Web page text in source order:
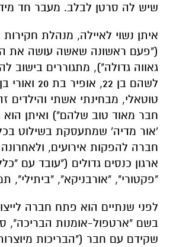
שיש לה סרטן לבלב. מעבר חד
איתן נשוי לאיילה, מנהלת
("פעם ראשונה שאשה עושה את
גאווה גדולה"), מתגוררים בישוב
טוטאלי, מבחינתי אשתי והילדים
חבר מאוד טוב שלהם") ואיתן
'אור מדיה' שמתעסקת בשילוט
חברה להפקות אירועים,
ארגון כנסים גדולים ("עובד עם
"פקטורי", "אורבניקא", "ביתילי",
לפני שנתיים הוא פתח חברה
בשם "ארטפול-אומנות הבריכה",
שקידם עם חבר ("הבריכות